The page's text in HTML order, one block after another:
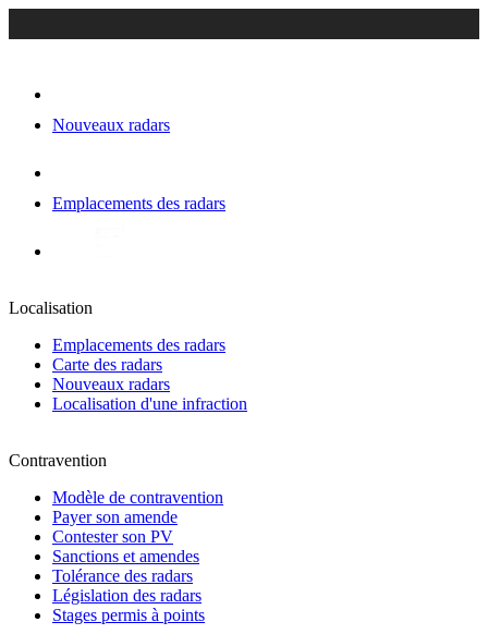
Nouveaux radars
Emplacements des radars
Localisation
Emplacements des radars
Carte des radars
Nouveaux radars
Localisation d'une infraction
Contravention
Modèle de contravention
Payer son amende
Contester son PV
Sanctions et amendes
Tolérance des radars
Législation des radars
Stages permis à points